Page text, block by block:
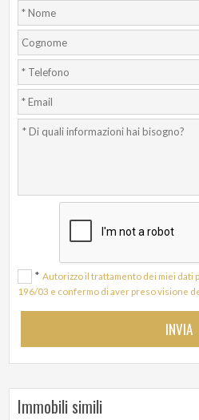
*Autorizzo il trattamento dei miei dati
196/03 e confermo di aver preso visione
Immobili simili